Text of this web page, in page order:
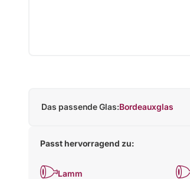
Das passende Glas:Bordeauxglas
Passt hervorragend zu:
Lamm